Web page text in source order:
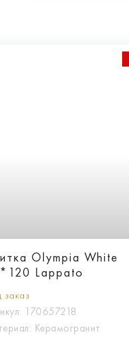
Olympia White
Lappato
170657218
Керамогранит